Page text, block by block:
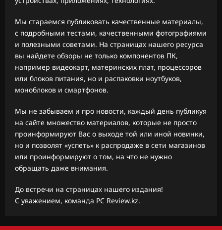
Мы стараемся публиковать качественные материалы,
с подробными тестами, качественными фотографиями
и полезными советами. На страницах нашего ресурса
вы найдете обзоры не только компонентов ПК,
например видеокарт, материнских плат, процессоров
или блоков питания, но и распаковки ноутбуков,
моноблоков и смартфонов.
Мы не забываем и про новости, каждый день публикуя
на сайте множество материалов, которые не просто
проинформируют Вас о выходе той или иной новинки,
но и позволят «успеть» к распродаже в сети магазинов
или проинформируют о том, на что не нужно
обращать даже внимания.
До встречи на страницах нашего издания!
С уважением, команда PC Review.kz.